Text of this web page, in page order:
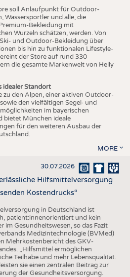
soll Anlaufpunkt für Outdoor-
Wassersportler und alle, die
Bekleidung mit
Wurzeln schätzen, werden. Von
und Outdoor-Bekleidung über
bis hin zu funktionalen Lifestyle-
der Store auf rund 330
die gesamte Markenwelt von Helly
idealer Standort
zu den Alpen, einer aktiven Outdoor-
den vielfältigen Segel- und
im bayerischen
bietet München ideale
für den weiteren Ausbau der
MORE
30.07.2026
Hilfsmittelversorgung
Kostendrucks“
in Deutschland ist
patient:innenorientiert und kein
im Gesundheitswesen, so das Fazit
Medizintechnologie (BVMed)
Mehrkostenbericht des GKV-
„Hilfsmittel ermöglichen
Teilhabe und mehr Lebensqualität.
sie einen zentralen Beitrag zur
der Gesundheitsversorgung.